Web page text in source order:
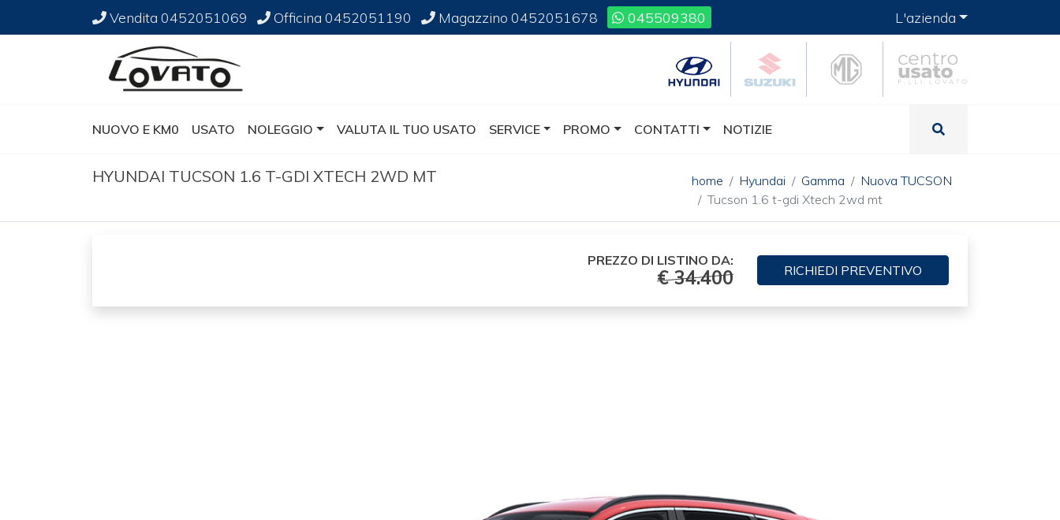
Vendita 0452051069 Officina0452051190 Magazzino 0452051678 045509380 L'azienda
NUOVO E KM0 USATO NOLEGGIO VALUTA IL TUO USATO SERVICE PROMO CONTATTI NOTIZIE
HYUNDAI TUCSON 1.6 T-GDI XTECH 2WD MT home Hyundai Gamma
Nuova TUCSON
Tucson 1.6 t-gdi Xtech 2wd mt
PREZZO DI LISTINO DA:
€ 34.400 RICHIEDI PREVENTIVO